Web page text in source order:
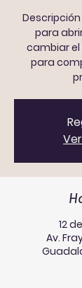
para
cambiar el
para
12
Av.